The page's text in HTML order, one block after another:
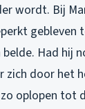
wordt. Bij
gebleven
Had hij
zich door het
oplopen tot